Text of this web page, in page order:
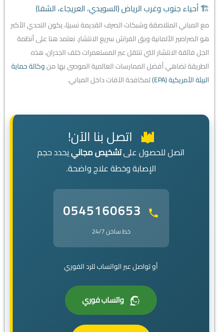
🏗️ أحياء جنوب وغرب الرياض (السويدي، العريجاء، الشفا)
مع المباني المتلاصقة وشبكات الصرف القديمة نسبيًا، يكون التحدي الأكبر
هو الصراصير الألمانية وبق الفراش سريع الانتشار. نعتمد هنا على أنظمة
الجل فائقة الانتشار التي تنتقل عبر المستعمرات خلف الجدران،هذه
الطريقة تضاهي أفضل الممارسات العالمية الموصى بها منوكالة حماية
البيئة الأمريكية (EPA)
لمكافحة الآفات داخل المباني.
اتصل بنا الآن!
اتصل للحصول علىتشخيص مجانييحدد حجم
الإصابة وخطة علاج واضحة.
0545160653
خط ساخن 24/7
أو تواصل عبر الواتساب للرد الفوري
واتساب فوري